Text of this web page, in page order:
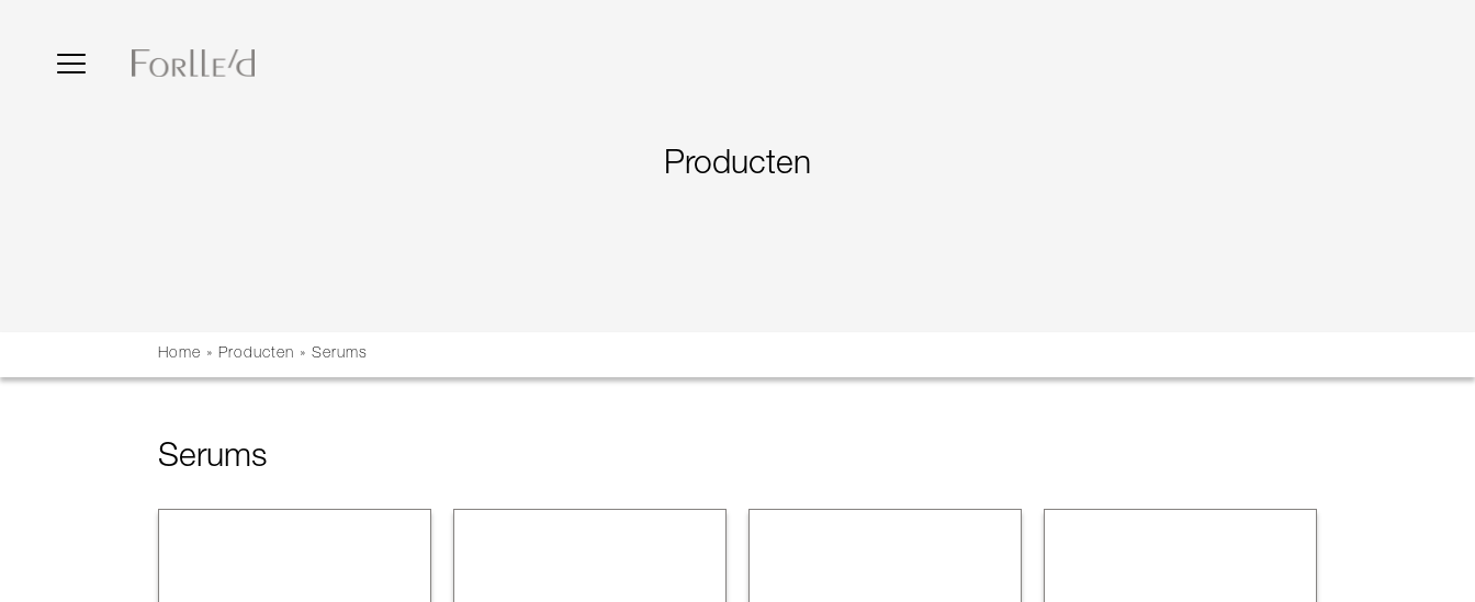
Producten
Home »Producten »Serums
Serums